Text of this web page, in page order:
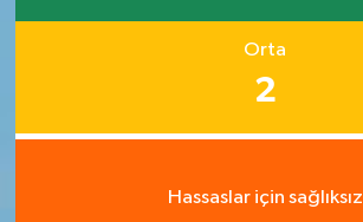
Orta
2
Hassaslar için sağlıksız